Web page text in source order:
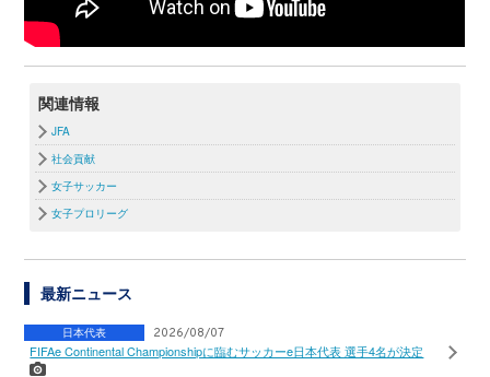
関連情報
JFA
社会貢献
女子サッカー
女子プロリーグ
最新ニュース
日本代表 2026/08/07
FIFAe Continental Championshipに臨むサッカーe日本代表 選手4名が決定